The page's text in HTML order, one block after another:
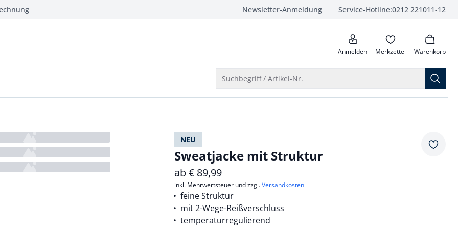
Newsletter-Anmeldung Service-Hotline:0212 221011-12
anrufen
Anmelden Merkzettel Warenkorb
Suchbegriff / Artikel-Nr.
NEU
Sweatjacke mit Struktur
ab€ 89,99
inkl. Mehrwertsteuer und zzgl.Versandkosten
feine Struktur
mit 2-Wege-Reißverschluss
temperaturregulierend